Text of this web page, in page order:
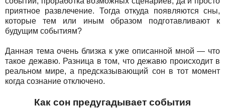
приятное развлечение. Тогда откуда появляются сны,
которые тем или иным образом подготавливают к
будущим событиям?
Данная тема очень близка к уже описанной мной — что
такое дежавю. Разница в том, что дежавю происходит в
реальном мире, а предсказывающий сон в тот момент
когда сознание отключено.
Как сон предугадывает события